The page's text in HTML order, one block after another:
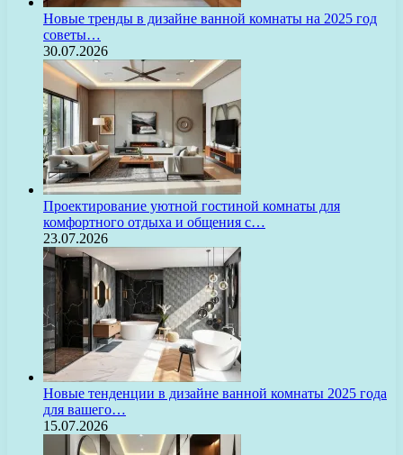
Новые тренды в дизайне ванной комнаты на 2025 год
советы…
30.07.2026
Проектирование уютной гостиной комнаты для
комфортного отдыха и общения с…
23.07.2026
Новые тенденции в дизайне ванной комнаты 2025 года
для вашего…
15.07.2026